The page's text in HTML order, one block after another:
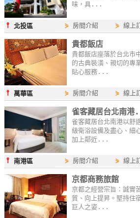
味，具...
⫯北投區 ⋟ 房間介紹 ⋟線上
貴都飯店
貴都飯店座落於台北市
的古典裝潢、親切的專
貼心服務...
⫯萬華區 ⋟ 房間介紹 ⋟線上
雀客藏居台北南
雀客藏居台北南港以舒
級衛浴設備及盡心、細
加上鄰近...
⫯南港區 ⋟ 房間介紹 ⋟線上
京都商務旅館
京都之經營宗旨：誠實
質、向上提昇。堅持住
巨人之姿...